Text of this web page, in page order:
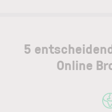
5
Online